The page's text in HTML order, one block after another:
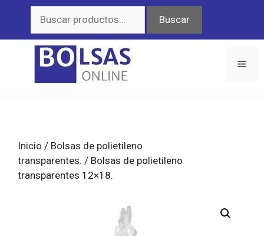
contenido
por:
Buscar
Inicio / Bolsas de polietileno
transparentes. / Bolsas de polietileno
transparentes 12×18.